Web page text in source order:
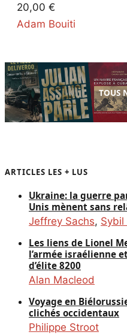
20,00 €
Adam Bouiti
TOUS
ARTICLES LES + LUS
Ukraine: la guerre
Unis mènent sans
Jeffrey Sachs, Sybil
Les liens de Lionel
l’armée israélienne
d’élite 8200
Alan Macleod
Voyage en
clichés occidentaux
Philippe Stroot